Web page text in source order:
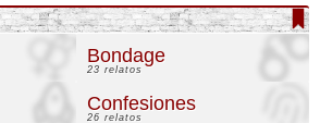
Bondage
23 relatos
Confesiones
26 relatos